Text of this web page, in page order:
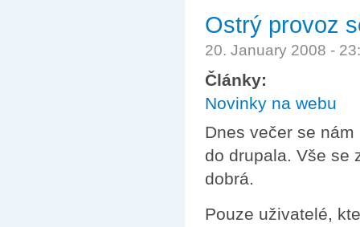
Ostrý provoz
20. January 2008 -
Články:
Novinky na webu
Dnes večer se
do drupala. Vše se
dobrá.
Pouze uživatelé,